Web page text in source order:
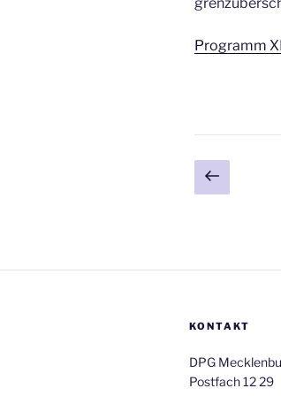
Programm
Seite
KONTAKT
DPG
Postfach 12 29